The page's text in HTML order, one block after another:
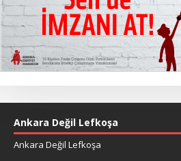
Ankara Değil Lefkoşa
Ankara Değil Lefkoşa